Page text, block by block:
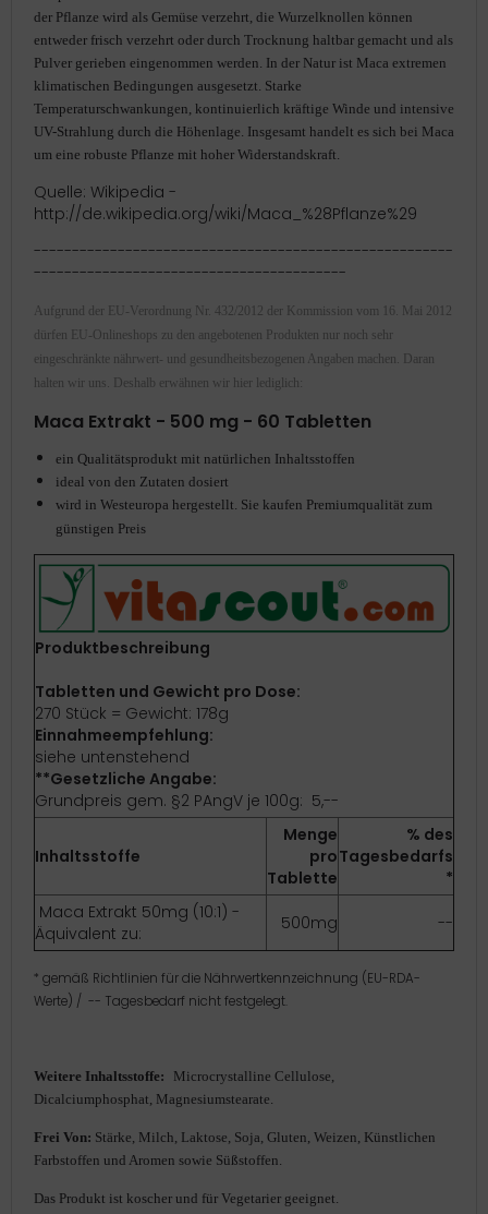
der Pflanze wird als Gemüse verzehrt, die Wurzelknollen können
entweder frisch verzehrt oder durch Trocknung haltbar gemacht und als
Pulver gerieben eingenommen werden. In der Natur ist Maca extremen
klimatischen Bedingungen ausgesetzt. Starke
Temperaturschwankungen, kontinuierlich kräftige Winde und intensive
UV-Strahlung durch die Höhenlage. Insgesamt handelt es sich bei Maca
um eine robuste Pflanze mit hoher Widerstandskraft.
Quelle: Wikipedia -
http://de.wikipedia.org/wiki/Maca_%28Pflanze%29
-------------------------------------------------------
-----------------------------------------
Aufgrund der EU-Verordnung Nr. 432/2012 der Kommission vom 16. Mai 2012
dürfen EU-Onlineshops zu den angebotenen Produkten nur noch sehr
eingeschränkte nährwert- und gesundheitsbezogenen Angaben machen. Daran
halten wir uns. Deshalb erwähnen wir hier lediglich:
Maca Extrakt - 500 mg - 60 Tabletten
ein Qualitätsprodukt mit natürlichen Inhaltsstoffen
ideal von den Zutaten dosiert
wird in Westeuropa hergestellt. Sie kaufen Premiumqualität zum
günstigen Preis
Produktbeschreibung
Tabletten und Gewicht pro Dose:
270 Stück = Gewicht: 178g
Einnahmeempfehlung:
siehe untenstehend
**Gesetzliche Angabe:
Grundpreis gem. §2 PAngV je 100g:  5,--
Inhaltsstoffe
Menge
pro
Tablette
% des
Tagesbedarfs
*
Maca Extrakt 50mg (10:1) -
Äquivalent zu:
500mg --
* gemäß Richtlinien für die Nährwertkennzeichnung (EU-RDA-
Werte) / -- Tagesbedarf nicht festgelegt.
Weitere Inhaltsstoffe:
Microcrystalline Cellulose,
Dicalciumphosphat, Magnesiumstearate.
Frei Von: Stärke, Milch, Laktose, Soja, Gluten, Weizen, Künstlichen
Farbstoffen und Aromen sowie Süßstoffen.
Das Produkt ist koscher und für Vegetarier geeignet.